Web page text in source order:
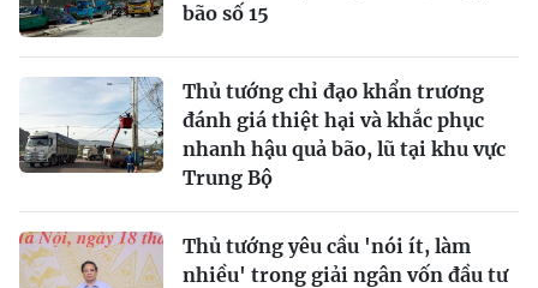
bão số 15
Thủ tướng chỉ đạo khẩn trương
đánh giá thiệt hại và khắc phục
nhanh hậu quả bão, lũ tại khu vực
Trung Bộ
Thủ tướng yêu cầu 'nói ít, làm
nhiều' trong giải ngân vốn đầu tư